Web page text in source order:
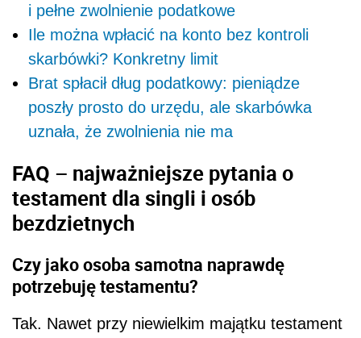
i pełne zwolnienie podatkowe
Ile można wpłacić na konto bez kontroli
skarbówki? Konkretny limit
Brat spłacił dług podatkowy: pieniądze
poszły prosto do urzędu, ale skarbówka
uznała, że zwolnienia nie ma
FAQ – najważniejsze pytania o
testament dla singli i osób
bezdzietnych
Czy jako osoba samotna naprawdę
potrzebuję testamentu?
Tak. Nawet przy niewielkim majątku testament